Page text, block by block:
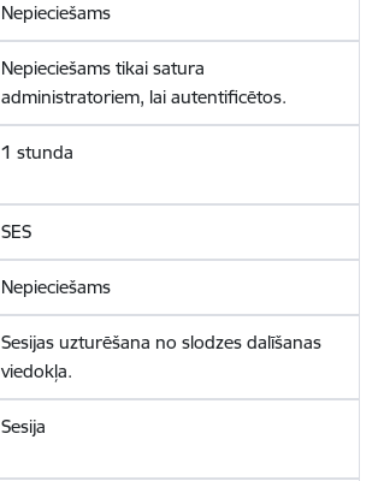
Nepieciešams
Nepieciešams tikai satura
administratoriem, lai autentificētos.
1 stunda
SES
Nepieciešams
Sesijas uzturēšana no slodzes dalīšanas
viedokļa.
Sesija